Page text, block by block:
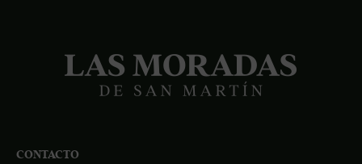
CONTACTO